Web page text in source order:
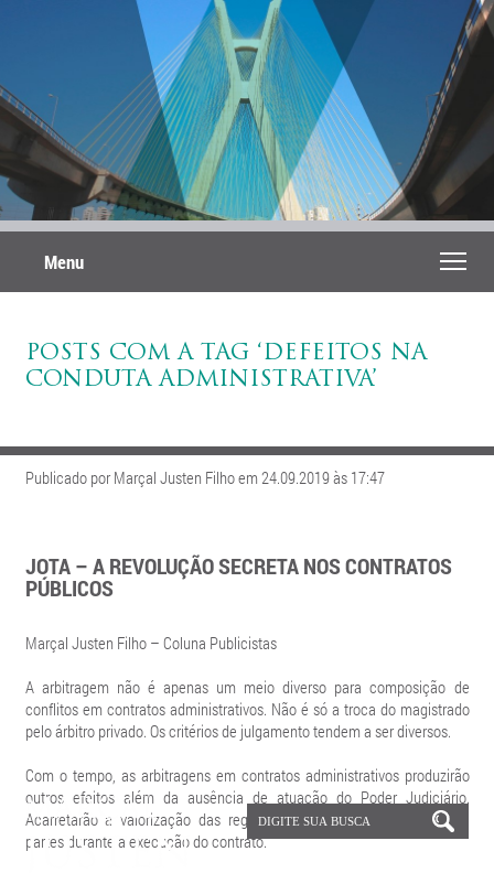
Menu
POSTS COM A TAG ‘DEFEITOS NA
CONDUTA ADMINISTRATIVA’
Publicado por Marçal Justen Filho em 24.09.2019 às 17:47
JOTA – A REVOLUÇÃO SECRETA NOS CONTRATOS
PÚBLICOS
Marçal Justen Filho – Coluna Publicistas
A arbitragem não é apenas um meio diverso para composição de
conflitos em contratos administrativos. Não é só a troca do magistrado
pelo árbitro privado. Os critérios de julgamento tendem a ser diversos.
Com o tempo, as arbitragens em contratos administrativos produzirão
outros efeitos além da ausência de atuação do Poder Judiciário.
Acarretarão a valorização das regras contratuais e da conduta das
partes durante a execução do contrato.